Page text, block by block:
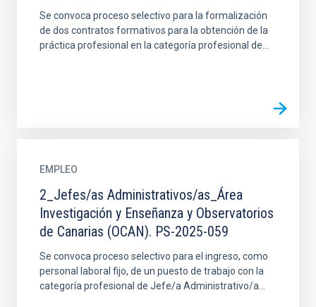
Se convoca proceso selectivo para la formalización
de dos contratos formativos para la obtención de la
práctica profesional en la categoría profesional de...
EMPLEO
2_Jefes/as Administrativos/as_Área
Investigación y Enseñanza y Observatorios
de Canarias (OCAN). PS-2025-059
Se convoca proceso selectivo para el ingreso, como
personal laboral fijo, de un puesto de trabajo con la
categoría profesional de Jefe/a Administrativo/a...